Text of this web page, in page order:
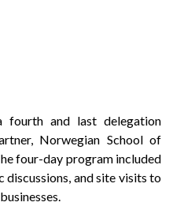
fourth and last delegation
Norwegian School of
four-day program included
and site visits to